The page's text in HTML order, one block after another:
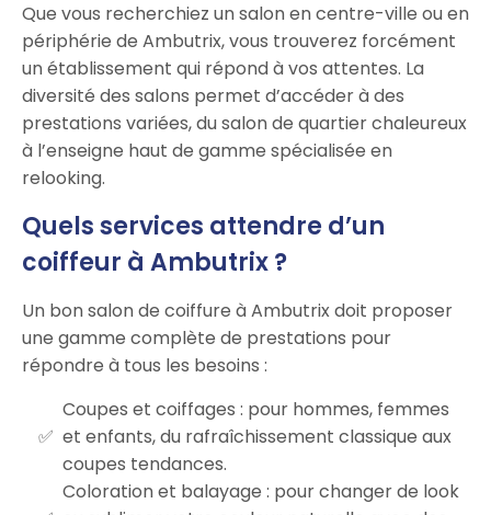
Que vous recherchiez un salon en centre-ville ou en
périphérie de Ambutrix, vous trouverez forcément
un établissement qui répond à vos attentes. La
diversité des salons permet d’accéder à des
prestations variées, du salon de quartier chaleureux
à l’enseigne haut de gamme spécialisée en
relooking.
Quels services attendre d’un
coiffeur à Ambutrix ?
Un bon salon de coiffure à Ambutrix doit proposer
une gamme complète de prestations pour
répondre à tous les besoins :
Coupes et coiffages : pour hommes, femmes
et enfants, du rafraîchissement classique aux
coupes tendances.
Coloration et balayage : pour changer de look